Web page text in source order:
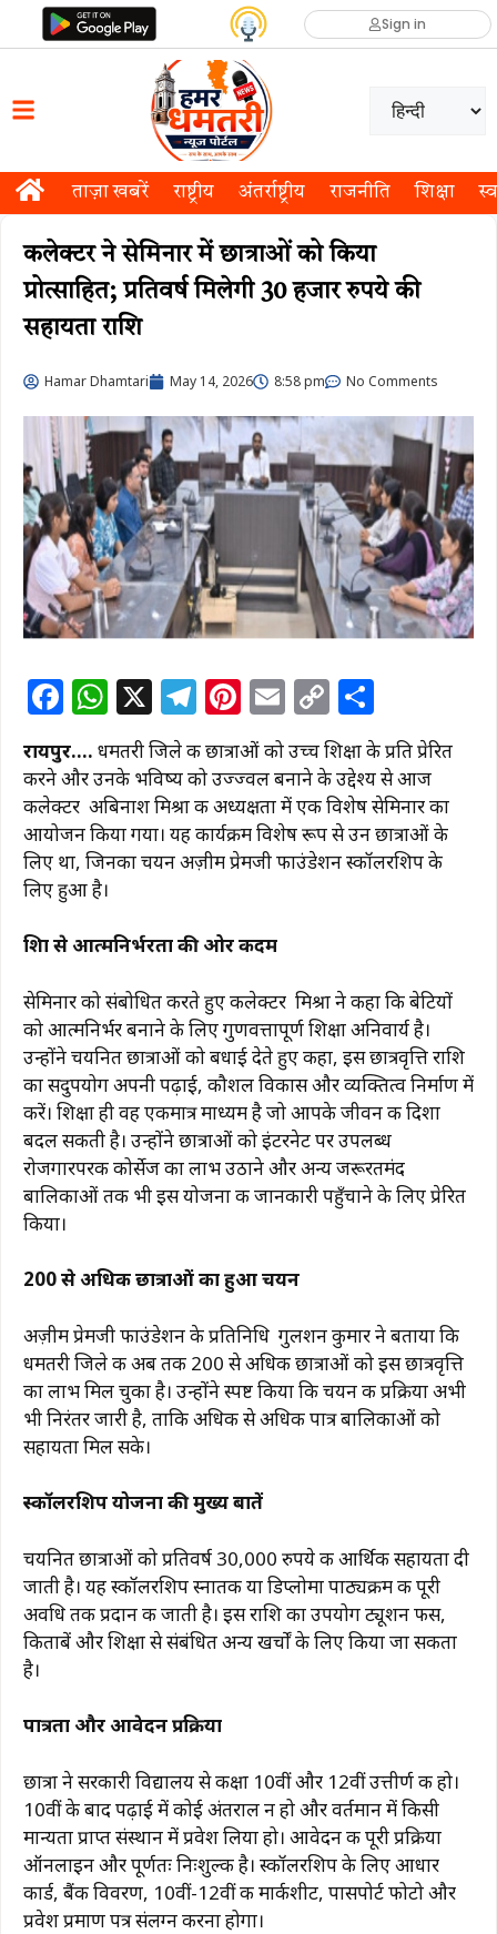
Sign in
ताज़ा खबरें राष्ट्रीय अंतर्राष्ट्रीय राजनीति शिक्षा
कलेक्टर ने सेमिनार में छात्राओं को किया
प्रोत्साहित; प्रतिवर्ष मिलेगी 30 हजार रुपये की
सहायता राशि
Hamar Dhamtari May 14, 2026 8:58 pm No Comments
F
c
e
b
o
o
k
W
at
s
A
p
X T
e
g
ra
m
Pi
n
te
re
st
E
ai
l
C
o
p
y
Li
n
h
ar
e
रायपुर…. धमतरी जिले की छात्राओं को उच्च शिक्षा के प्रति प्रेरित
करने और उनके भविष्य को उज्ज्वल बनाने के उद्देश्य से आज
कलेक्टर अबिनाश मिश्रा की अध्यक्षता में एक विशेष सेमिनार का
आयोजन किया गया। यह कार्यक्रम विशेष रूप से उन छात्राओं के
लिए था, जिनका चयन अज़ीम प्रेमजी फाउंडेशन स्कॉलरशिप के
लिए हुआ है।
शिक्षा से आत्मनिर्भरता की ओर कदम
सेमिनार को संबोधित करते हुए कलेक्टर मिश्रा ने कहा कि बेटियों
को आत्मनिर्भर बनाने के लिए गुणवत्तापूर्ण शिक्षा अनिवार्य है।
उन्होंने चयनित छात्राओं को बधाई देते हुए कहा, इस छात्रवृत्ति राशि
का सदुपयोग अपनी पढ़ाई, कौशल विकास और व्यक्तित्व निर्माण में
करें। शिक्षा ही वह एकमात्र माध्यम है जो आपके जीवन की दिशा
बदल सकती है। उन्होंने छात्राओं को इंटरनेट पर उपलब्ध
रोजगारपरक कोर्सेज का लाभ उठाने और अन्य जरूरतमंद
बालिकाओं तक भी इस योजना की जानकारी पहुँचाने के लिए प्रेरित
किया।
200 से अधिक छात्राओं का हुआ चयन
अज़ीम प्रेमजी फाउंडेशन के प्रतिनिधि गुलशन कुमार ने बताया कि
धमतरी जिले की अब तक 200 से अधिक छात्राओं को इस छात्रवृत्ति
का लाभ मिल चुका है। उन्होंने स्पष्ट किया कि चयन की प्रक्रिया अभी
भी निरंतर जारी है, ताकि अधिक से अधिक पात्र बालिकाओं को
सहायता मिल सके।
स्कॉलरशिप योजना की मुख्य बातें
चयनित छात्राओं को प्रतिवर्ष 30,000 रुपये की आर्थिक सहायता दी
जाती है। यह स्कॉलरशिप स्नातक या डिप्लोमा पाठ्यक्रम की पूरी
अवधि तक प्रदान की जाती है। इस राशि का उपयोग ट्यूशन फीस,
किताबें और शिक्षा से संबंधित अन्य खर्चों के लिए किया जा सकता
है।
पात्रता और आवेदन प्रक्रिया
छात्रा ने सरकारी विद्यालय से कक्षा 10वीं और 12वीं उत्तीर्ण की हो।
10वीं के बाद पढ़ाई में कोई अंतराल न हो और वर्तमान में किसी
मान्यता प्राप्त संस्थान में प्रवेश लिया हो। आवेदन की पूरी प्रक्रिया
ऑनलाइन और पूर्णतः निःशुल्क है। स्कॉलरशिप के लिए आधार
कार्ड, बैंक विवरण, 10वीं-12वीं की मार्कशीट, पासपोर्ट फोटो और
प्रवेश प्रमाण पत्र संलग्न करना होगा।